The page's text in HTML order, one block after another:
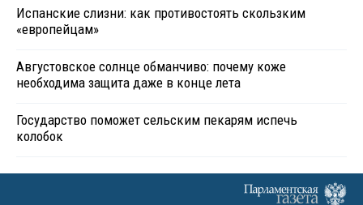
Испанские слизни: как противостоять скользким
«европейцам»
Августовское солнце обманчиво: почему коже
необходима защита даже в конце лета
Государство поможет сельским пекарям испечь
колобок